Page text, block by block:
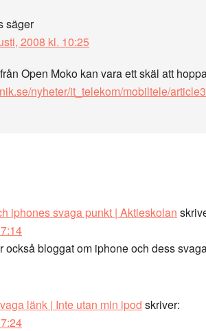
säger
2008 kl. 10:25
Open Moko kan vara ett skäl att
nyheter/it_telekom/mobiltele/
iphones svaga punkt | Aktieskolan
bloggat om iphone och dess
länk | Inte utan min ipod skriver: